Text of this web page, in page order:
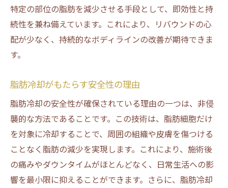
脂肪冷却がもたらす美容上の利点
肌トラブルを避けるための脂肪冷却手法
脂肪冷却が他の施術に与える影響
脂肪冷却の安全性評価における最新研究の知見
脂肪冷却に関する医療研究の動向
安全性評価における画期的な発見
脂肪冷却研究の新しい方向性
脂肪冷却における安全基準の更新
脂肪冷却技術の進化と安全性
特定の部位の脂肪を減少させる手段として、即効性と持
続性を兼ね備えています。これにより、リバウンドの心
配が少なく、持続的なボディラインの改善が期待できま
す。
脂肪冷却がもたらす安全性の理由
脂肪冷却の安全性が確保されている理由の一つは、非侵
襲的な方法であることです。この技術は、脂肪細胞だけ
を対象に冷却することで、周囲の組織や皮膚を傷つける
ことなく脂肪の減少を実現します。これにより、施術後
の痛みやダウンタイムがほとんどなく、日常生活への影
響を最小限に抑えることができます。さらに、脂肪冷却